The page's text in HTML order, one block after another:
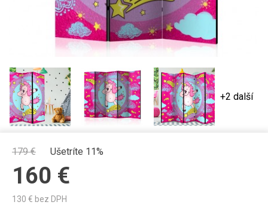
+2 další
179€ Ušetríte 11%
160 €
130 € bez DPH